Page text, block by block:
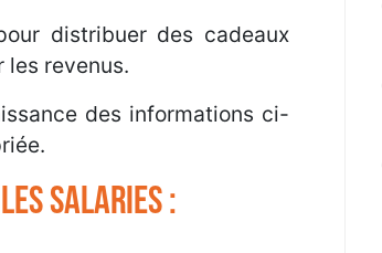
distribuer des cadeaux
les revenus.
des informations ci-
SALARIES :